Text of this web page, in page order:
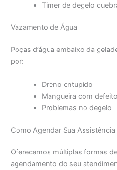
Timer de degelo
Vazamento de Água
Poças d’água embaixo da
por:
Dreno entupido
Mangueira com defeito
Problemas no degelo
Como Agendar Sua
Oferecemos múltiplas formas
agendamento do seu